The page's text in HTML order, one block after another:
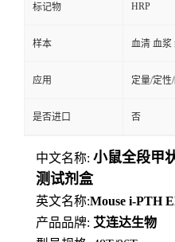
标记物 HRP
样本 血清 血浆
应用 定量/定性
是否进口 否
中文名称: 小鼠全段甲
测试剂盒
英文名称:Mouse i-PTH
产品品牌: 艾连达生物